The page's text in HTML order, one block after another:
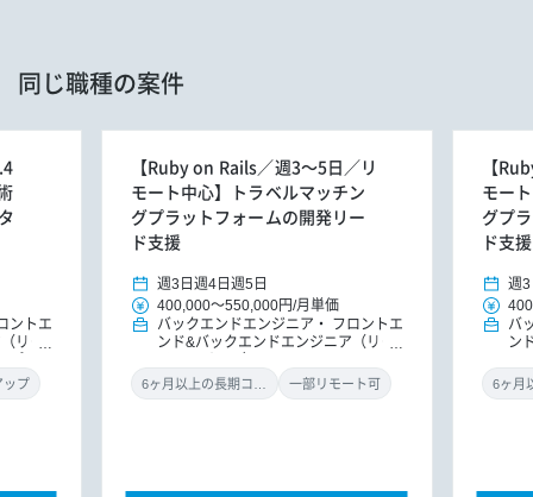
同じ職種の案件
ントエ
リー
ップ
【Ruby on Rails／週3～5日／リ
モート中心】トラベルマッチン
グプラットフォームの開発リー
ド支援
週3日 週4日 週5日
400,000～550,000円/月単価
バックエンドエンジニア
フロントエ
ンド&バックエンドエンジニア（リー
一部リモート可
【
モー
グプ
ド支援
週3
バ
ン